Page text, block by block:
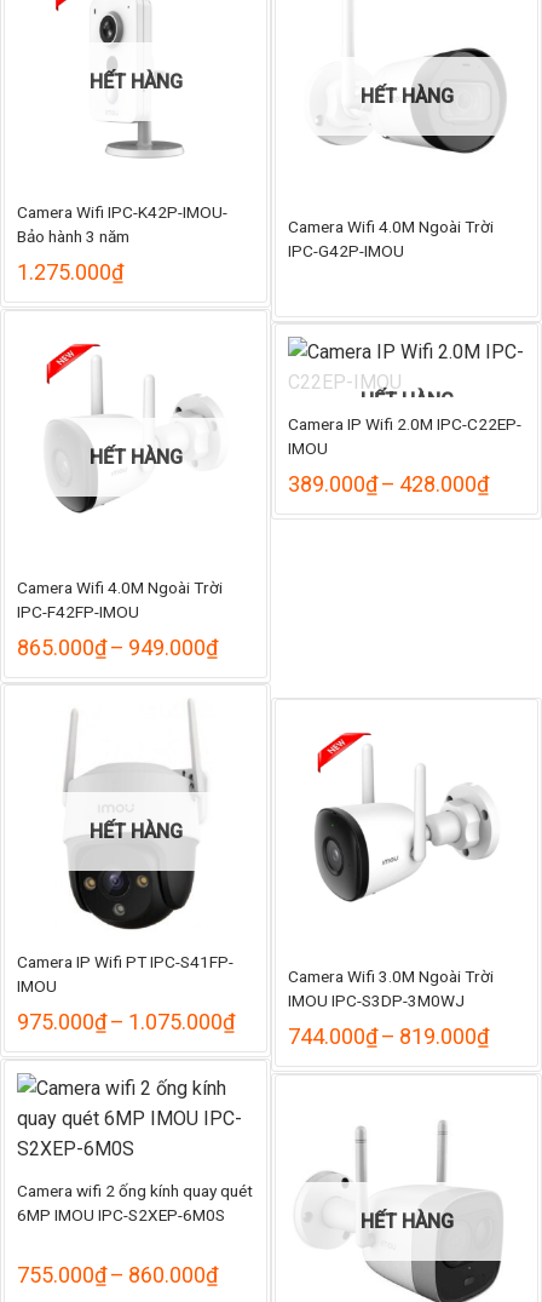
HẾT HÀNG
Camera Wifi IPC-K42P-IMOU-
Bảo hành 3 năm
1.275.000₫
HẾT HÀNG
Camera Wifi 4.0M Ngoài Trời
IPC-G42P-IMOU
HẾT HÀNG
Camera Wifi 4.0M Ngoài Trời
IPC-F42FP-IMOU
865.000₫– 949.000₫Khoảng
từ
HẾT HÀNG
Camera IP Wifi 2.0M IPC-C22EP-
IMOU
389.000₫– 428.000₫
từ
HẾT HÀNG
Camera IP Wifi PT IPC-S41FP-
IMOU
975.000₫– 1.075.000₫Khoảng
từ
1.075.000₫
Camera Wifi 3.0M Ngoài Trời
IMOU IPC-S3DP-3M0WJ
744.000₫– 819.000₫
từ
Camera wifi 2 ống kính quay quét
6MP IMOU IPC-S2XEP-6M0S
755.000₫– 860.000₫Khoảng
HẾT HÀNG